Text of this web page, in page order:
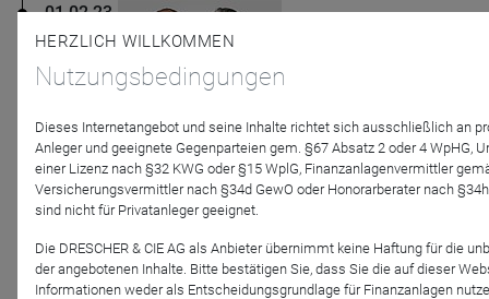
01.02.23
Apo Asset Management
Bellevue Asset Management
DRESCHER & CIE AG
Gesundheit: Wie speziell möchten Sie es
haben?
Dr. Christian Lach, Senior Portfolio Manager,
Bellevue Asset Management und Kai Brüning, Senior
Portfolio Manager, Apo Asset Management, gehen
der Frage nach, ob eine Abgrenzung der einzelnen
HERZLICH WILLKOMMEN
Nutzungsbedingungen
Dieses Internetangebot und seine Inhalte richtet sich ausschließlich an
Anleger und geeignete Gegenparteien gem. §67 Absatz 2 oder 4 WpHG,
einer Lizenz nach §32 KWG oder §15 WplG, Finanzanlagenvermittler
Versicherungsvermittler nach §34d GewO oder Honorarberater nach
sind nicht für Privatanleger geeignet.
Die DRESCHER & CIE AG als Anbieter übernimmt keine Haftung für die
der angebotenen Inhalte. Bitte bestätigen Sie, dass Sie die auf dieser
Informationen weder als Entscheidungsgrundlage für Finanzanlagen